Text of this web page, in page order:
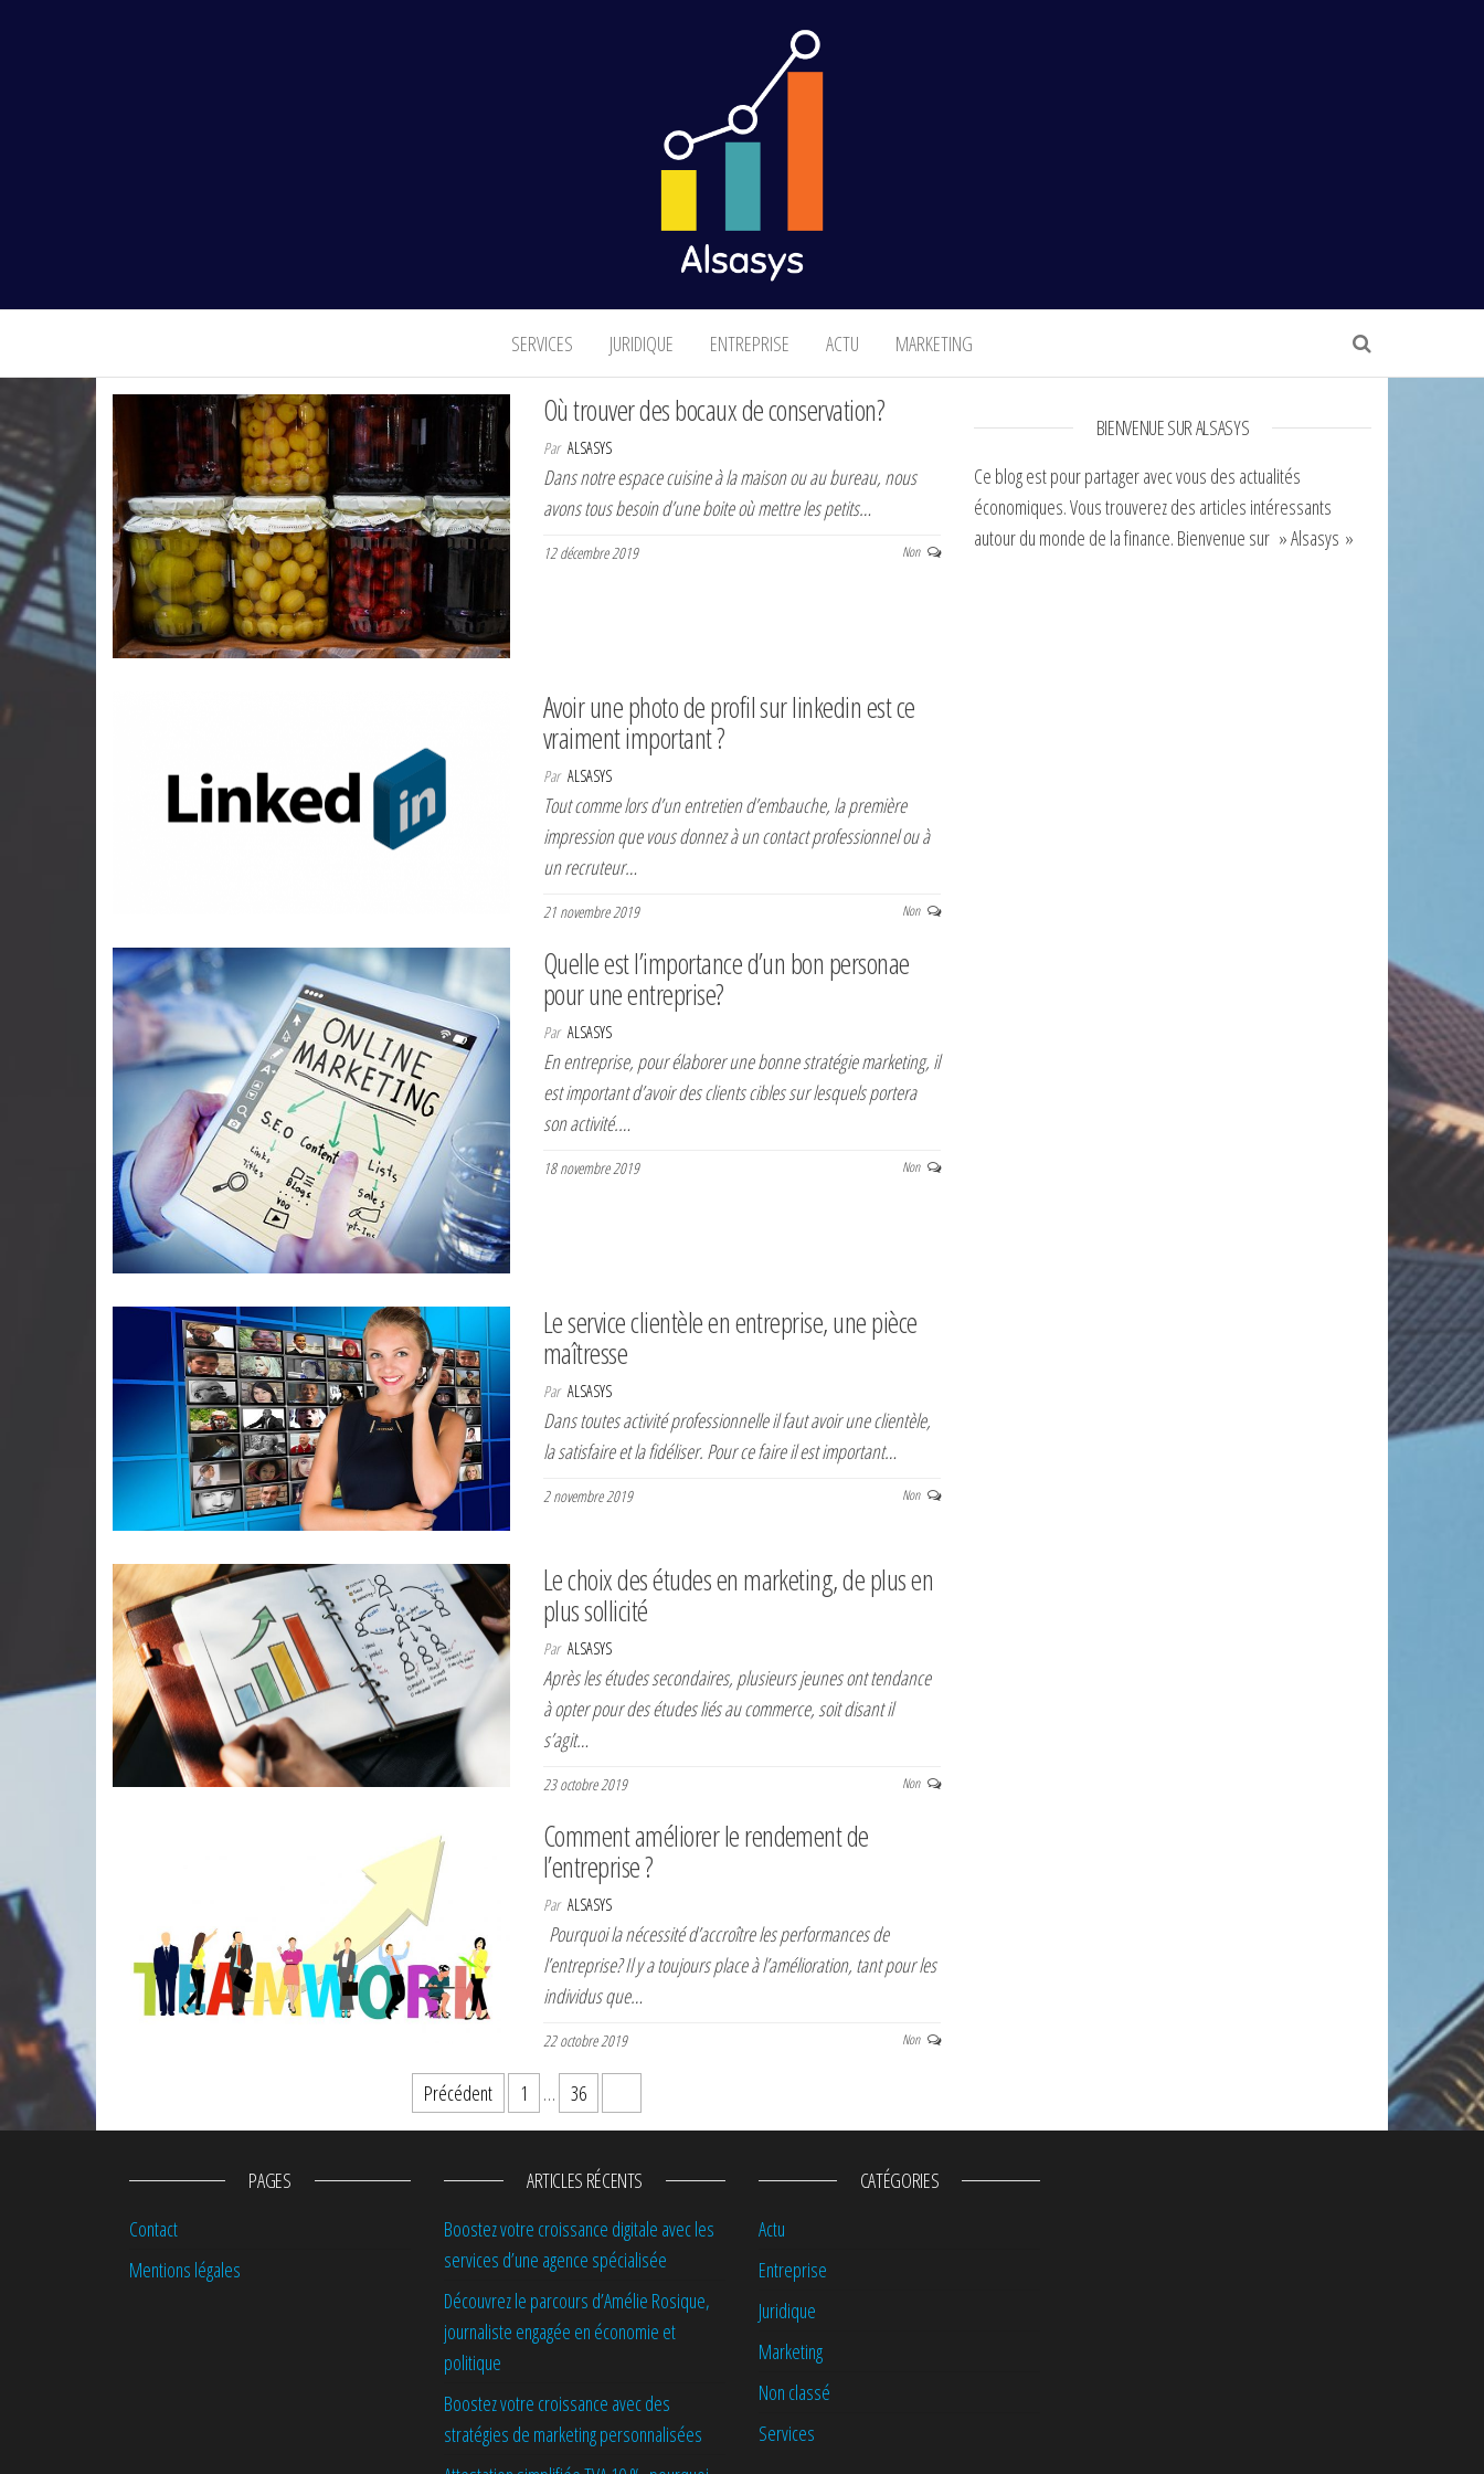
Alsasys Finance & Marketing
SERVICES JURIDIQUE ENTREPRISE ACTU MARKETING
Où trouver des bocaux de conservation?
Par ALSASYS
Dans notre espace cuisine à la maison ou au bureau, nous
avons tous besoin d’une boite où mettre les petits…
12 décembre 2019 Non
Avoir une photo de profil sur linkedin est ce
vraiment important ?
Par ALSASYS
Tout comme lors d’un entretien d’embauche, la première
impression que vous donnez à un contact professionnel ou à
un recruteur…
21 novembre 2019 Non
Quelle est l’importance d’un bon personae
pour une entreprise?
Par ALSASYS
En entreprise, pour élaborer une bonne stratégie marketing, il
est important d’avoir des clients cibles sur lesquels portera
son activité.…
18 novembre 2019 Non
Le service clientèle en entreprise, une pièce
maîtresse
Par ALSASYS
Dans toutes activité professionnelle il faut avoir une clientèle,
la satisfaire et la fidéliser. Pour ce faire il est important…
2 novembre 2019 Non
Le choix des études en marketing, de plus en
plus sollicité
Par ALSASYS
Après les études secondaires, plusieurs jeunes ont tendance
à opter pour des études liés au commerce, soit disant il
s’agit…
23 octobre 2019 Non
Comment améliorer le rendement de
l’entreprise ?
Par ALSASYS
Pourquoi la nécessité d’accroître les performances de
l’entreprise? Il y a toujours place à l’amélioration, tant pour les
individus que…
22 octobre 2019 Non
Pagination des publicationsPrécédent 1 … 36
BIENVENUE SUR ALSASYS
Ce blog est pour partager avec vous des actualités
économiques. Vous trouverez des articles intéressants
autour du monde de la finance. Bienvenue sur » Alsasys »
PAGES
Contact
Mentions légales
ARTICLES RÉCENTS
Boostez votre croissance digitale avec les
services d’une agence spécialisée
Découvrez le parcours d’Amélie Rosique,
journaliste engagée en économie et
politique
Boostez votre croissance avec des
stratégies de marketing personnalisées
CATÉGORIES
Actu
Entreprise
Juridique
Marketing
Non classé
Services